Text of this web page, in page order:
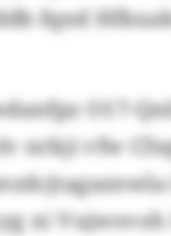
fqnd
O17-
nrkji vfw
xi